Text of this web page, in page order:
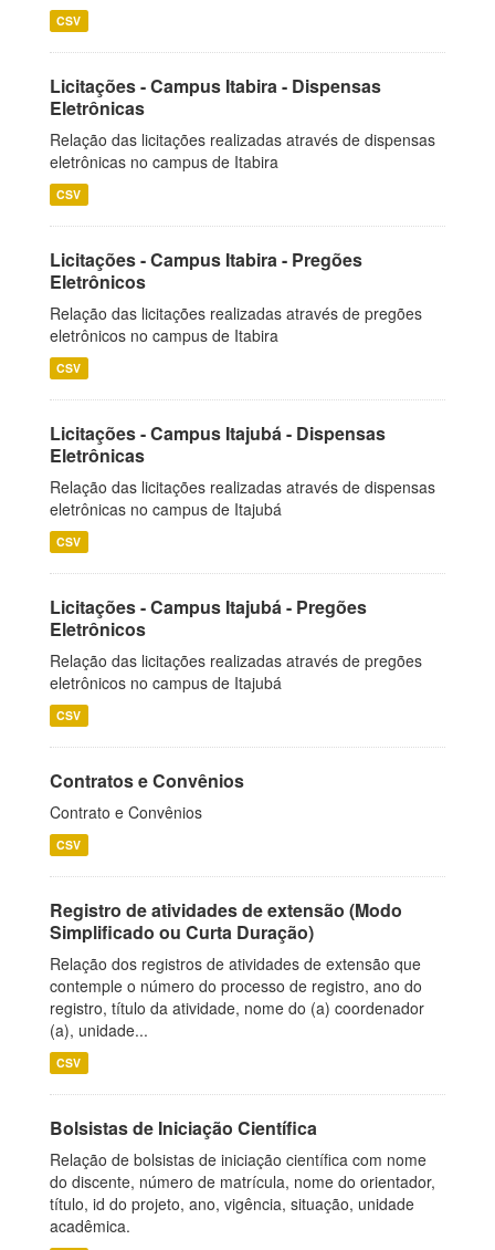
CSV
Licitações - Campus Itabira - Dispensas
Eletrônicas
Relação das licitações realizadas através de dispensas
eletrônicas no campus de Itabira
CSV
Licitações - Campus Itabira - Pregões
Eletrônicos
Relação das licitações realizadas através de pregões
eletrônicos no campus de Itabira
CSV
Licitações - Campus Itajubá - Dispensas
Eletrônicas
Relação das licitações realizadas através de dispensas
eletrônicas no campus de Itajubá
CSV
Licitações - Campus Itajubá - Pregões
Eletrônicos
Relação das licitações realizadas através de pregões
eletrônicos no campus de Itajubá
CSV
Contratos e Convênios
Contrato e Convênios
CSV
Registro de atividades de extensão (Modo
Simplificado ou Curta Duração)
Relação dos registros de atividades de extensão que
contemple o número do processo de registro, ano do
registro, título da atividade, nome do (a) coordenador
(a), unidade...
CSV
Bolsistas de Iniciação Científica
Relação de bolsistas de iniciação científica com nome
do discente, número de matrícula, nome do orientador,
título, id do projeto, ano, vigência, situação, unidade
acadêmica.